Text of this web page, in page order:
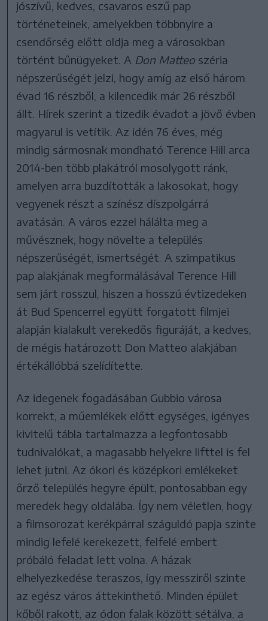
jószívű, kedves, csavaros eszű pap
történeteinek, amelyekben többnyire a
csendőrség előtt oldja meg a városokban
történt bűnügyeket. A Don Matteo széria
népszerűségét jelzi, hogy amíg az első három
évad 16 részből, a kilencedik már 26 részből
állt. Hírek szerint a tizedik évadot a jövő évben
magyarul is vetítik. Az idén 76 éves, még
mindig sármosnak mondható Terence Hill arca
2014-ben több plakátról mosolygott ránk,
amelyen arra buzdították a lakosokat, hogy
vegyenek részt a színész díszpolgárrá
avatásán. A város ezzel hálálta meg a
művésznek, hogy növelte a település
népszerűségét, ismertségét. A szimpatikus
pap alakjának megformálásával Terence Hill
sem járt rosszul, hiszen a hosszú évtizedeken
át Bud Spencerrel együtt forgatott filmjei
alapján kialakult verekedős figuráját, a kedves,
de mégis határozott Don Matteo alakjában
értékállóbbá szelídítette.
Az idegenek fogadásában Gubbio városa
korrekt, a műemlékek előtt egységes, igényes
kivitelű tábla tartalmazza a legfontosabb
tudnivalókat, a magasabb helyekre lifttel is fel
lehet jutni. Az ókori és középkori emlékeket
őrző település hegyre épült, pontosabban egy
meredek hegy oldalába. Így nem véletlen, hogy
a filmsorozat kerékpárral száguldó papja szinte
mindig lefelé kerekezett, felfelé embert
próbáló feladat lett volna. A házak
elhelyezkedése teraszos, így messziről szinte
az egész város áttekinthető. Minden épület
kőből rakott, az ódon falak között sétálva, a